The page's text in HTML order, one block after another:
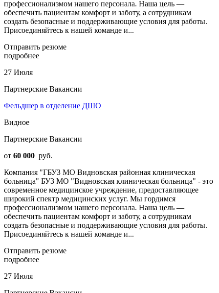
профессионализмом нашего персонала. Наша цель —
обеспечить пациентам комфорт и заботу, а сотрудникам
создать безопасные и поддерживающие условия для работы.
Присоединяйтесь к нашей команде и...
Отправить резюме
подробнее
27 Июля
Партнерские Вакансии
Фельдшер в отделение ДШО
Видное
Партнерские Вакансии
от 60 000 руб.
Компания "ГБУЗ МО Видновская районная клиническая
больница" БУЗ МО "Видновская клиническая больница" - это
современное медицинское учреждение, предоставляющее
широкий спектр медицинских услуг. Мы гордимся
профессионализмом нашего персонала. Наша цель —
обеспечить пациентам комфорт и заботу, а сотрудникам
создать безопасные и поддерживающие условия для работы.
Присоединяйтесь к нашей команде и...
Отправить резюме
подробнее
27 Июля